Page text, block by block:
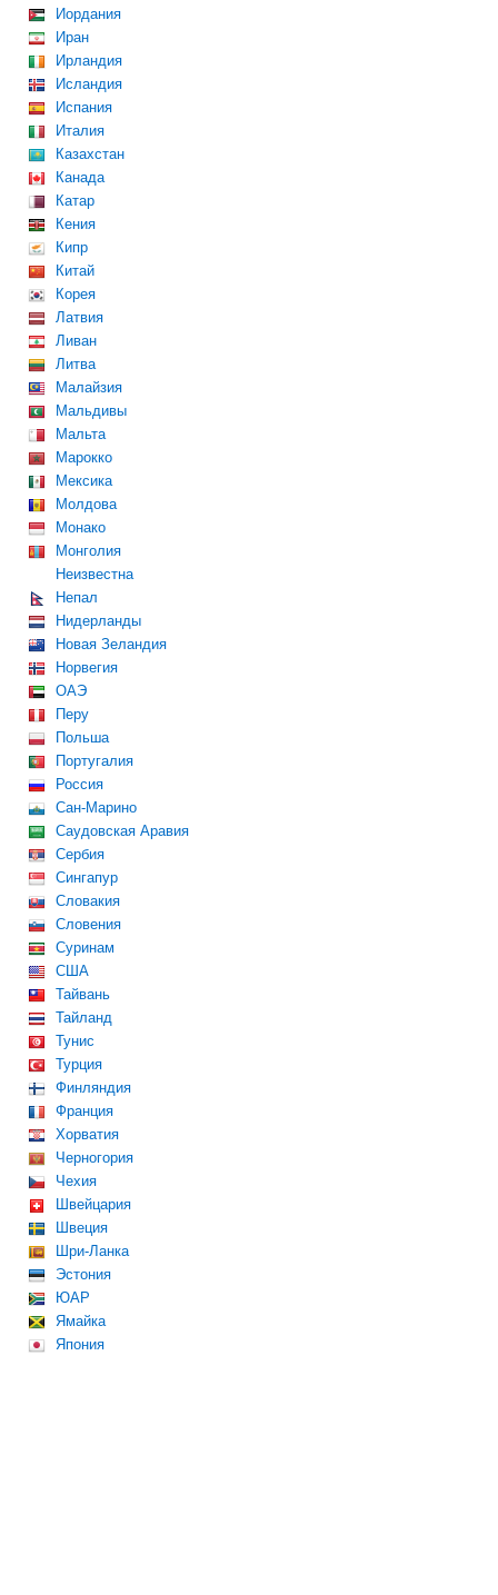
Иордания
Иран
Ирландия
Исландия
Испания
Италия
Казахстан
Канада
Катар
Кения
Кипр
Китай
Корея
Латвия
Ливан
Литва
Малайзия
Мальдивы
Мальта
Марокко
Мексика
Молдова
Монако
Монголия
Неизвестна
Непал
Нидерланды
Новая Зеландия
Норвегия
ОАЭ
Перу
Польша
Португалия
Россия
Сан-Марино
Саудовская Аравия
Сербия
Сингапур
Словакия
Словения
Суринам
США
Тайвань
Тайланд
Тунис
Турция
Финляндия
Франция
Хорватия
Черногория
Чехия
Швейцария
Швеция
Шри-Ланка
Эстония
ЮАР
Ямайка
Япония